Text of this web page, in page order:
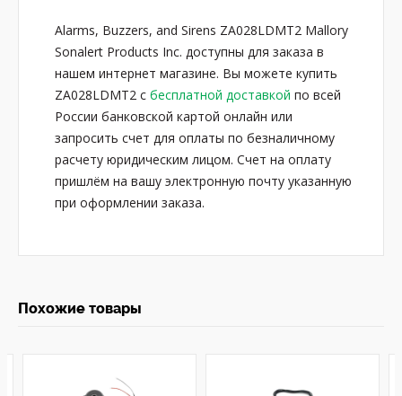
Alarms, Buzzers, and Sirens ZA028LDMT2 Mallory
Sonalert Products Inc. доступны для заказа в
нашем интернет магазине. Вы можете купить
ZA028LDMT2 с бесплатной доставкой по всей
России банковской картой онлайн или
запросить счет для оплаты по безналичному
расчету юридическим лицом. Счет на оплату
пришлём на вашу электронную почту указанную
при оформлении заказа.
Похожие товары